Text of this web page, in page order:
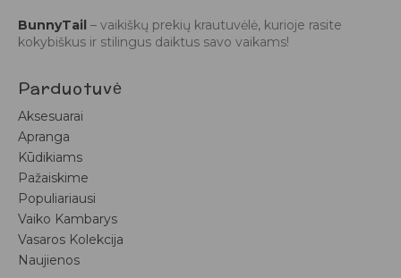
BunnyTail – vaikiškų prekių krautuvėlė, kurioje rasite
kokybiškus ir stilingus daiktus savo vaikams!
Parduotuvė
Aksesuarai
Apranga
Kūdikiams
Pažaiskime
Populiariausi
Vaiko Kambarys
Vasaros Kolekcija
Naujienos